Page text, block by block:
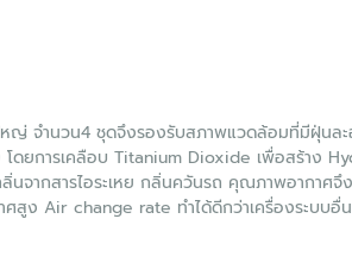
ญ่ จำนวน4 ชุดจึงรองรับสภาพแวดล้อมที่มีฝุ่นล
ดยการเคลือบ Titanium Dioxide เพื่อสร้าง
จากสารไอระเหย กลิ่นควันรถ คุณภาพอากาศจึ
ศสูง Air change rate ทำได้ดีกว่าเครื่องระบบอื่น